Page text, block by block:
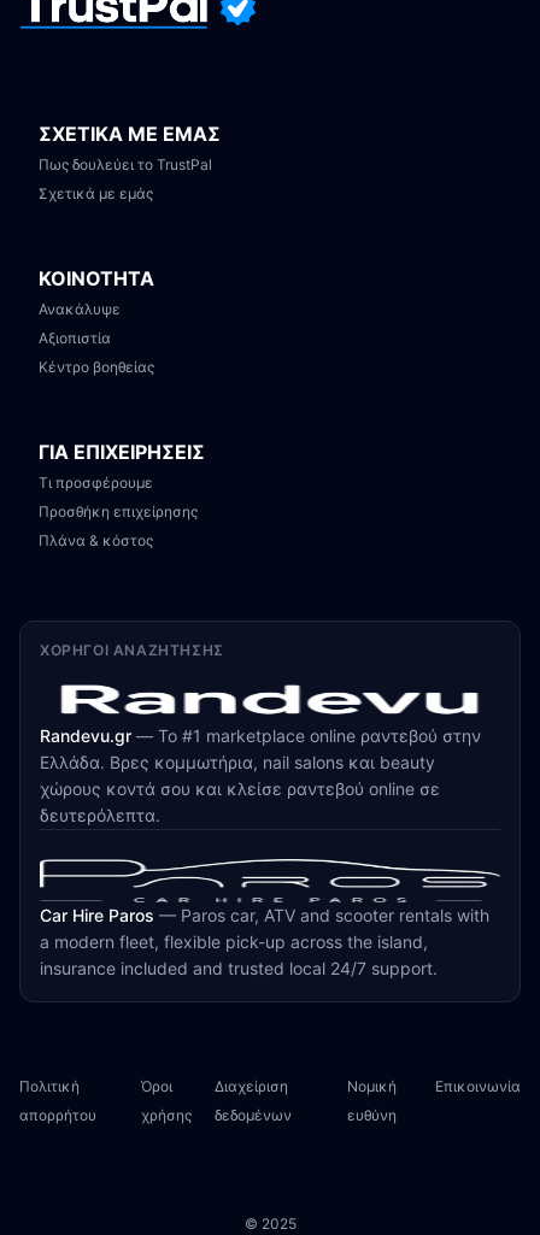
ΣΧΕΤΙΚΑ ΜΕ ΕΜΑΣ
Πως δουλεύει το TrustPal
Σχετικά με εμάς
ΚΟΙΝΟΤΗΤΑ
Ανακάλυψε
Αξιοπιστία
Κέντρο βοηθείας
ΓΙΑ ΕΠΙΧΕΙΡΗΣΕΙΣ
Τι προσφέρουμε
Προσθήκη επιχείρησης
Πλάνα & κόστος
ΧΟΡΗΓΟΊ ΑΝΑΖΉΤΗΣΗΣ
Randevu.gr — Το #1 marketplace online ραντεβού στην
Ελλάδα. Βρες κομμωτήρια, nail salons και beauty
χώρους κοντά σου και κλείσε ραντεβού online σε
δευτερόλεπτα.
Car Hire Paros — Paros car, ATV and scooter rentals with
a modern fleet, flexible pick-up across the island,
insurance included and trusted local 24/7 support.
Πολιτική
απορρήτου
Όροι
χρήσης
Διαχείριση
δεδομένων
Νομική
ευθύνη
Επικοινωνία
© 2025